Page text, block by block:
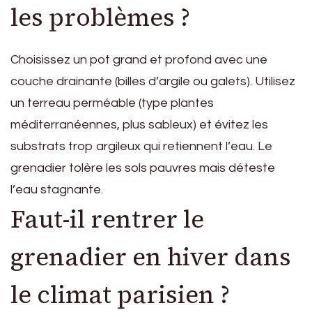
les problèmes ?
Choisissez un pot grand et profond avec une
couche drainante (billes d’argile ou galets). Utilisez
un terreau perméable (type plantes
méditerranéennes, plus sableux) et évitez les
substrats trop argileux qui retiennent l’eau. Le
grenadier tolère les sols pauvres mais déteste
l’eau stagnante.
Faut-il rentrer le
grenadier en hiver dans
le climat parisien ?